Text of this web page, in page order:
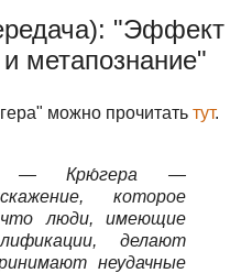
"Эффект
метапознание"
можно прочитать тут.
— Крю́гера —
которое
люди, имеющие
делают
неудачные